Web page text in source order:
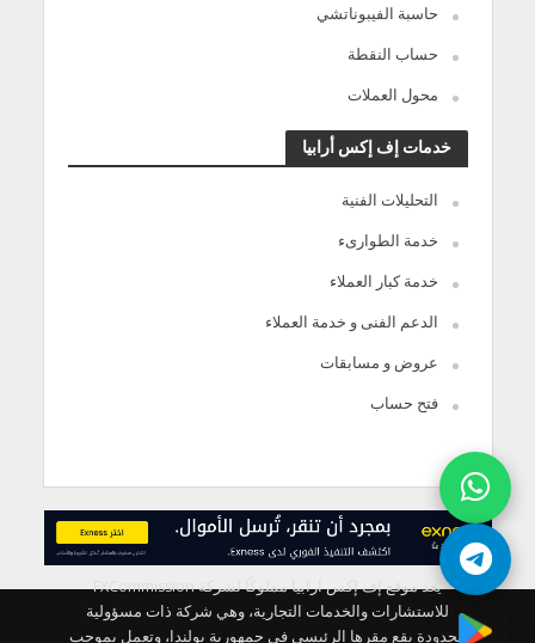
حاسبة الفيبوناتشي
حساب النقطة
محول العملات
خدمات إف إكس أرابيا
التحليلات الفنية
خدمة الطوارىء
خدمة كبار العملاء
الدعم الفنى و خدمة العملاء
عروض و مسابقات
فتح حساب
يعد موقع إف إكس ارابيا مملوكًا لشركة FXCommission
للاستشارات والخدمات التجارية، وهي شركة ذات مسؤولية
محدودة يقع مقرها الرئيسي في جمهورية بولندا، وتعمل بموجب